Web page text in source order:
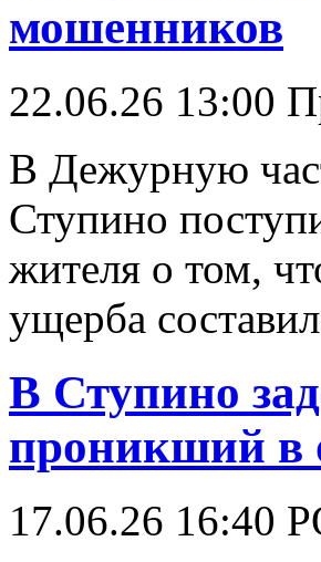
мошенников
22.06.26 13:00
В Дежурную
Ступино
жителя о том,
ущерба
В Ступино
проникший в
17.06.26 16:40